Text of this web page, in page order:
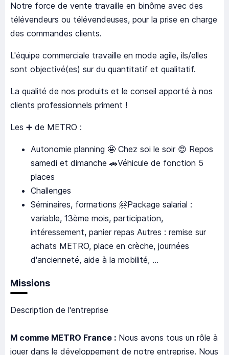
Notre force de vente travaille en binôme avec des
télévendeurs ou télévendeuses, pour la prise en charge
des commandes clients.
L'équipe commerciale travaille en mode agile, ils/elles
sont objectivé(es) sur du quantitatif et qualitatif.
La qualité de nos produits et le conseil apporté à nos
clients professionnels priment !
Les ➕ de METRO :
Autonomie planning 🤩 Chez soi le soir 😍 Repos
samedi et dimanche 🚗Véhicule de fonction 5
places
Challenges
Séminaires, formations 🤗Package salarial :
variable, 13ème mois, participation,
intéressement, panier repas Autres : remise sur
achats METRO, place en crèche, journées
d'ancienneté, aide à la mobilité, ...
Missions
Description de l'entreprise
M comme METRO France : Nous avons tous un rôle à
jouer dans le développement de notre entreprise. Nous